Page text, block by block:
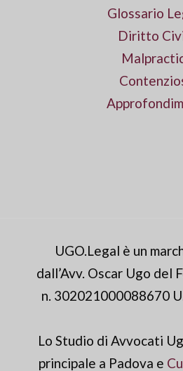
Glossario
Diritto
UGO.Legal è un
dall’Avv. Oscar Ugo del
n. 302021000088670
Lo Studio di Avvocati
principale a Padova e